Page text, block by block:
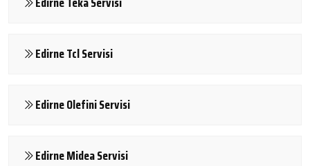
Edirne Tcl Servisi
Edirne Olefini Servisi
Edirne Midea Servisi